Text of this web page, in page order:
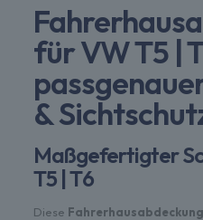
für VW T5 |
&
Maßgefertigter
T5 | T6
Diese